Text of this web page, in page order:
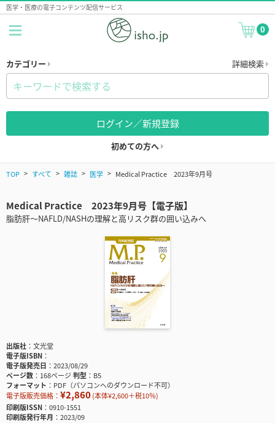
医学・医療の電子コンテンツ配信サービス
0
カテゴリー 詳細検索
ログイン／新規登録
初めての方へ
TOP すべて 雑誌 医学 Medical Practice 2023年9月号
Medical Practice 2023年9月号【電子版】
脂肪肝～NAFLD/NASHの理解と高リスク群の囲い込みへ
出版社
文光堂
電子版ISBN
電子版発売日
2023/08/29
ページ数
168ページ判型
B5
フォーマット
PDF（パソコンへのダウンロード不可）
電子版販売価格： ¥2,860(本体¥2,600＋税10％)
印刷版ISSN
0910-1551
印刷版発行年月
2023/09